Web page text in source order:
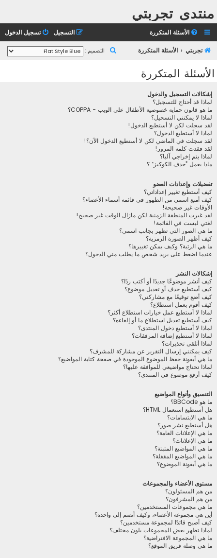
منتدى تجربتي
الأسئلة المتكررة تسجيل الدخول التسجيل
تجربتي الأسئلة المتكررة التصميم :
الأسئلة المتكررة
إشكالات التسجيل والدخول
لماذا قد أحتاج للتسجيل؟
ما هو قانون حماية خصوصية الأطفال على الويب - COPPA؟
لماذا لا يمكنني التسجيل؟
لقد سجلت لكن لا أستطيع الدخول!
لماذا لا أستطيع الدخول؟
لقد سجلت في الماضي لكن لا أستطيع الدخول الآن؟!
لقد فقدت كلمة المرور!
لماذا يتم إخراجي آليا؟
ماذا يعمل ”حذف الكوكيز“ ؟
تفضيلات وإعدادات العضو
كيف أستطيع تغيير إعداداتي؟
كيف أمنع اسمي من الظهور في قائمة أسماء الأعضاء؟
الأوقات غير صحيحة!
لقد غيرت المنطقة الزمنية لكن مازال الوقت غير صحيح!
لغتي ليست في القائمة!
ما هي الصور التي تظهر بجانب اسمي؟
كيف أظهر الصورة الرمزية؟
ما هي الرتبة؟ وكيف يمكن تغييرها؟
عندما اضغط على بريد شخص ما يطلب مني الدخول؟
إشكالات النشر
كيف أنشر موضوعًا جديدًا أو أكتب ردًا؟
كيف أستطيع حذف أو تعديل موضوع؟
كيف أضع توقيعًا مع مشاركتي؟
كيف أقوم بعمل استطلاع؟
لماذا لا أستطيع عمل خيارات استطلاع أكثر؟
كيف أستطيع تعديل استطلاع ما أو إلغاءه؟
لماذا لا أستطيع دخول المنتدى؟
لماذا لا أستطيع إضافة المرفقات؟
لماذا أتلقى تحذيرات؟
كيف يمكنني إرسال التقرير عن مشاركة للمشرف؟
ما هي أيقونة حفظ الموضوع الموجودة في صفحة كتابة المواضيع؟
لماذا تحتاج مواضيعي للموافقة عليها؟
كيف أرفع موضوع في المنتدى؟
التنسيق وأنواع المواضيع
ما هو BBCode؟
هل أستطيع استعمال HTML؟
ما هي الابتسامات؟
هل أستطيع نشر صور؟
ما هي الإعلانات العامة؟
ما هي الإعلانات؟
ما هي المواضيع المثبتة؟
ما هي المواضيع المقفلة؟
ما هي أيقونة الموضوع؟
مستوى الأعضاء والمجموعات
من هم المسئولون؟
من هم المشرفون؟
ما هي مجموعات المستخدمين؟
أين هي مجموعة الأعضاء، وكيف أنضم إلى واحدة؟
كيف أصبح قائدًا لمجموعة مستخدمين؟
لماذا تظهر بعض المجموعات بلون مختلف؟
ما هي المجموعة الافتراضية؟
ما هي وصلة فريق الموقع؟